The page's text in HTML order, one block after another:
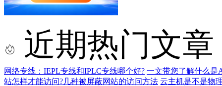
近期热门文章
网络专线：IEPL专线和IPLC专线哪个好? 一文带您了解什么是
站怎样才能访问?几种被屏蔽网站的访问方法 云主机是不是物